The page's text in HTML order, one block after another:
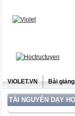
ViOLET.VN Bài giảng
TÀI NGUYÊN DẠY